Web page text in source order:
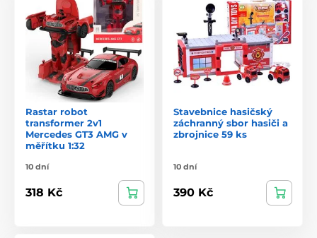
Rastar robot
transformer 2v1
Mercedes GT3 AMG v
měřítku 1:32
10 dní
318 Kč
Stavebnice hasičský
záchranný sbor hasiči a
zbrojnice 59 ks
10 dní
390 Kč